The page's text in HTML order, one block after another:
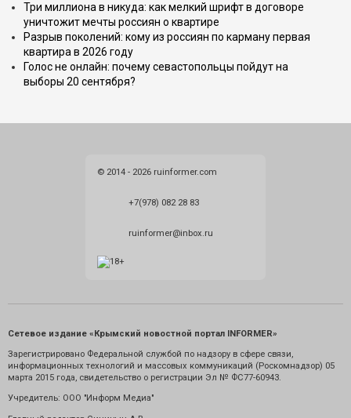
Три миллиона в никуда: как мелкий шрифт в договоре
уничтожит мечты россиян о квартире
Разрыв поколений: кому из россиян по карману первая
квартира в 2026 году
Голос не онлайн: почему севастопольцы пойдут на
выборы 20 сентября?
© 2014 - 2026 ruinformer.com
+7(978) 082 28 83
ruinformer@inbox.ru
Сетевое издание «Крымский новостной портал INFORMER»
Зарегистрировано Федеральной службой по надзору в сфере связи,
информационных технологий и массовых коммуникаций (Роскомнадзор) 05
марта 2015 года, свидетельство о регистрации Эл № ФС77-60943.
Учредитель: ООО "Информ Медиа"